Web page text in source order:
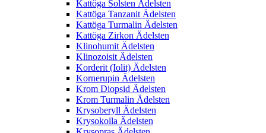
Kattöga Solsten Ädelsten
Kattöga Tanzanit Ädelsten
Kattöga Turmalin Ädelsten
Kattöga Zirkon Ädelsten
Klinohumit Ädelsten
Klinozoisit Ädelsten
Korderit (Iolit) Ädelsten
Kornerupin Ädelsten
Krom Diopsid Ädelsten
Krom Turmalin Ädelsten
Krysoberyll Ädelsten
Krysokolla Ädelsten